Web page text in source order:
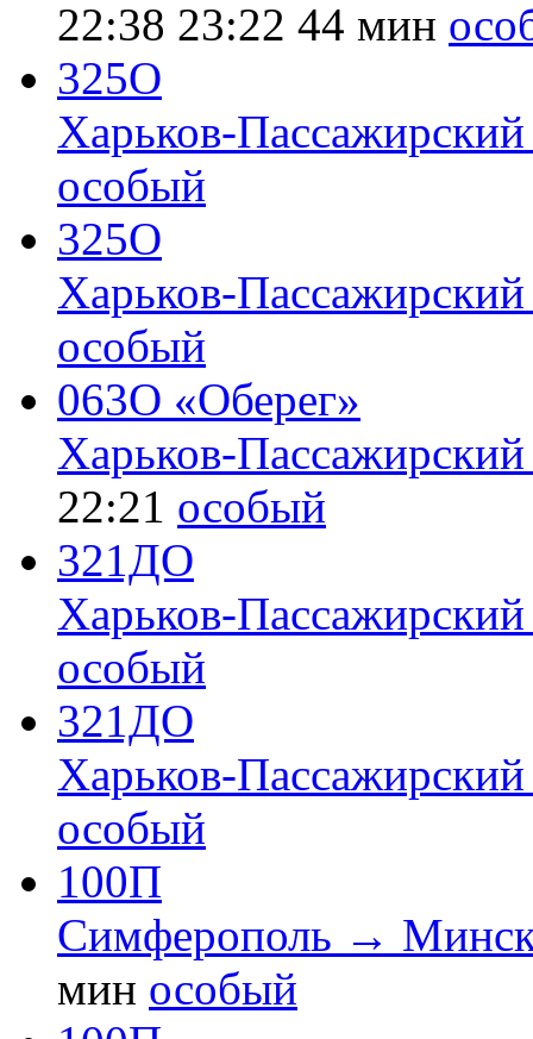
22:38 23:22 44 мин
325О
Харьков-
особый
325О
Харьков-
особый
063О «Оберег»
Харьков-
22:21 особый
321ДО
Харьков-
особый
321ДО
Харьков-
особый
100П
Симферополь →
мин особый